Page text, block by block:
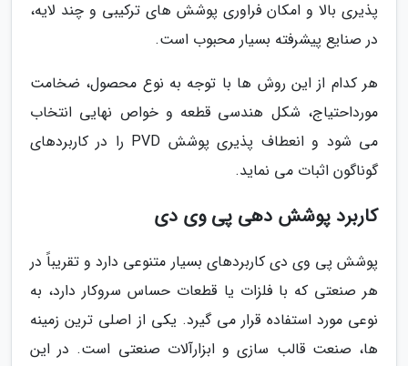
پذیری بالا و امکان فراوری پوشش های ترکیبی و چند لایه،
در صنایع پیشرفته بسیار محبوب است.
هر کدام از این روش ها با توجه به نوع محصول، ضخامت
مورداحتیاج، شکل هندسی قطعه و خواص نهایی انتخاب
می شود و انعطاف پذیری پوشش PVD را در کاربردهای
گوناگون اثبات می نماید.
کاربرد پوشش دهی پی وی دی
پوشش پی وی دی کاربردهای بسیار متنوعی دارد و تقریباً در
هر صنعتی که با فلزات یا قطعات حساس سروکار دارد، به
نوعی مورد استفاده قرار می گیرد. یکی از اصلی ترین زمینه
ها، صنعت قالب سازی و ابزارآلات صنعتی است. در این